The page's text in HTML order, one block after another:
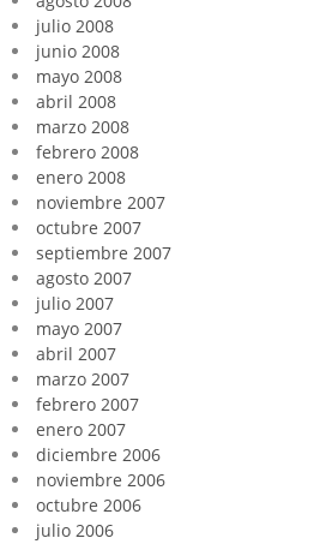
julio 2008
junio 2008
mayo 2008
abril 2008
marzo 2008
febrero 2008
enero 2008
noviembre 2007
octubre 2007
septiembre 2007
agosto 2007
julio 2007
mayo 2007
abril 2007
marzo 2007
febrero 2007
enero 2007
diciembre 2006
noviembre 2006
octubre 2006
julio 2006